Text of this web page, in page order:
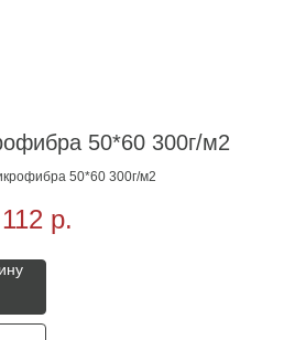
50*60 300г/м2
50*60 300г/м2
112 р.